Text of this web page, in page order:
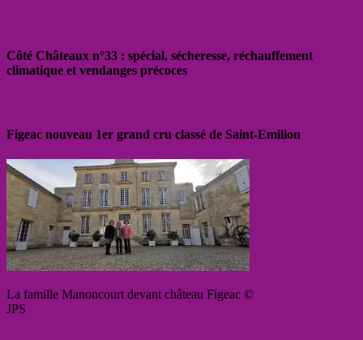
Côté Châteaux n°33 : spécial, sécheresse, réchauffement
climatique et vendanges précoces
Figeac nouveau 1er grand cru classé de Saint-Emilion
La famille Manoncourt devant château Figeac ©
JPS